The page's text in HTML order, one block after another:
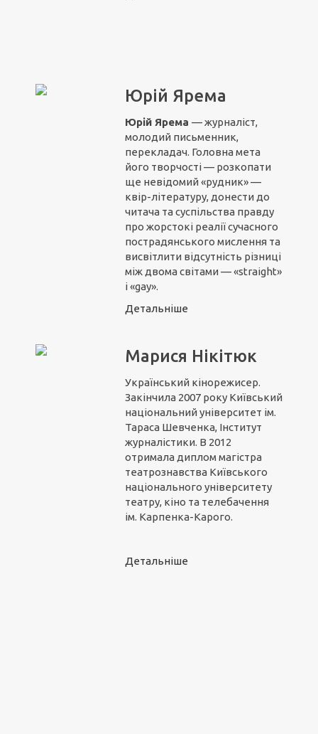
Юрій Ярема
Юрій Ярема — журналіст,
молодий письменник,
перекладач. Головна мета
його творчості — розкопати
ще невідомий «рудник» —
квір-літературу, донести до
читача та суспільства правду
про жорстокі реалії сучасного
пострадянського мислення та
висвітлити відсутність різниці
між двома світами — «straight»
і «gay».
Детальніше
Марися Нікітюк
Український кінорежисер.
Закінчила 2007 року Київський
національний університет ім.
Тараса Шевченка, Інститут
журналістики. В 2012
отримала диплом магістра
театрознавства Київського
національного університету
театру, кіно та телебачення
ім. Карпенка-Карого.
Детальніше